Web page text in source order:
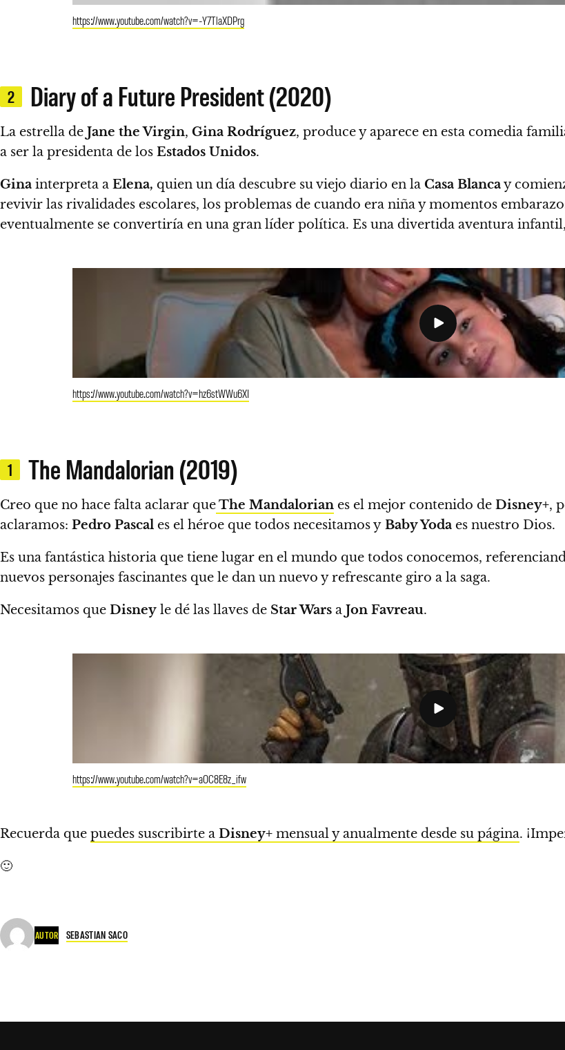
https://www.youtube.com/watch?v=-Y7TlaXDPrg
2 Diary of a Future President (2020)
La estrella de Jane the Virgin, Gina Rodríguez, produce y aparece en esta comedia
a ser la presidenta de los Estados Unidos.
Gina interpreta a Elena, quien un día descubre su viejo diario en la Casa Blancay
revivir las rivalidades escolares, los problemas de cuando era niña y momentos
eventualmente se convertiría en una gran líder política. Es una divertida aventura
https://www.youtube.com/watch?v=hz6stWWu6XI
1 The Mandalorian (2019)
Creo que no hace falta aclarar queThe Mandalorian es el mejor contenido de Disney+,
aclaramos: Pedro Pascal es el héroe que todos necesitamos y Baby Yoda es nuestro Dios.
Es una fantástica historia que tiene lugar en el mundo que todos conocemos,
nuevos personajes fascinantes que le dan un nuevo y refrescante giro a la saga.
Necesitamos que Disney le dé las llaves de Star Wars a Jon Favreau.
https://www.youtube.com/watch?v=aOC8E8z_ifw
Recuerda que puedes suscribirte a Disney+ mensual y anualmente desde su página.
🙂
AUTOR SEBASTIAN SACO